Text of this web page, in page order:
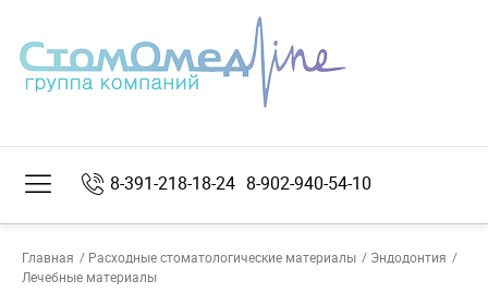
8-391-218-18-24 8-902-940-54-10
Главная Расходные стоматологические материалы
Эндодонтия
Лечебные материалы